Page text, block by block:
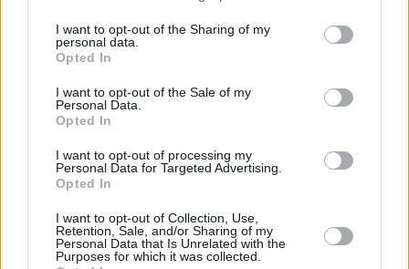
I want to opt-out of the Sharing of my
personal data.
Opted In
I want to opt-out of the Sale of my
Personal Data.
Opted In
I want to opt-out of processing my
Personal Data for Targeted Advertising.
Opted In
I want to opt-out of Collection, Use,
Retention, Sale, and/or Sharing of my
Personal Data that Is Unrelated with the
Purposes for which it was collected.